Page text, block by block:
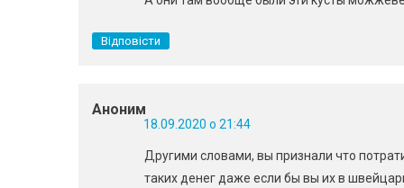
Відповісти
Аноним
18.09.2020 о 21:44
Другими словами, вы признали что
таких денег даже если бы вы их в